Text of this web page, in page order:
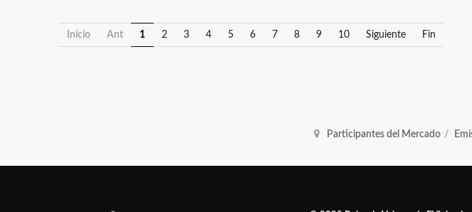
Inicio Ant 1 2 3 4 5 6 7 8 9 10 Siguiente Fin
Participantes del Mercado